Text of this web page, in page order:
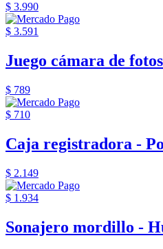
$ 3.990
$ 3.591
Juego cámara de
$ 789
$ 710
Caja registradora -
$ 2.149
$ 1.934
Sonajero mordillo -